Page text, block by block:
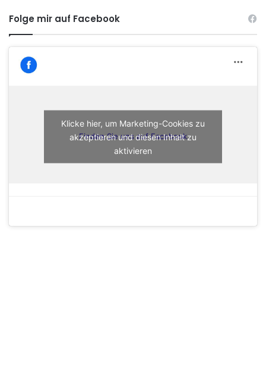
Folge mir auf Facebook
Finden Sie uns auf Facebook
Klicke hier, um Marketing-Cookies zu
akzeptieren und diesen Inhalt zu
aktivieren